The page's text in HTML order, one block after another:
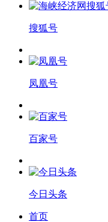
搜狐号
凤凰号
百家号
今日头条
首页